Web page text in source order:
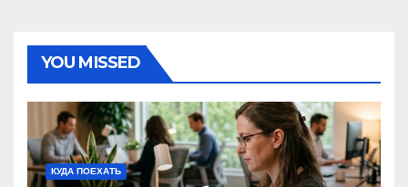
YOU MISSED
КУДА ПОЕХАТЬ